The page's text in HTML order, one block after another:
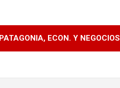
PATAGONIA, ECON. Y NEGOCIOS